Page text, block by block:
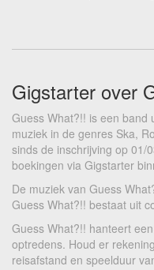
Gigstarter over
Guess What?!! is een band
muziek in de genres Ska,
sinds de inschrijving op 01/
boekingen via Gigstarter
De muziek van Guess
Guess What?!! bestaat uit
Guess What?!! hanteert
optredens. Houd er
reisafstand en speelduur